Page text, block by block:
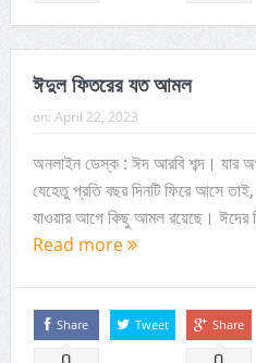
ঈদুল ফিতরের যত আমল
on: April 22, 2023
অনলাইন ডেস্ক : ঈদ আরবি শব্দ। যার
যেহেতু প্রতি বছর দিনটি ফিরে আসে
যাওয়ার আগে কিছু আমল রয়েছে। ঈদের
Read more
Share Tweet Share